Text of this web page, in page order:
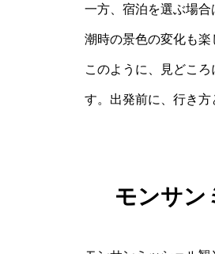
一方、宿泊を選ぶ場
潮時の景色の変化も楽
このように、見どこ
す。出発前に、行き方
モンサン